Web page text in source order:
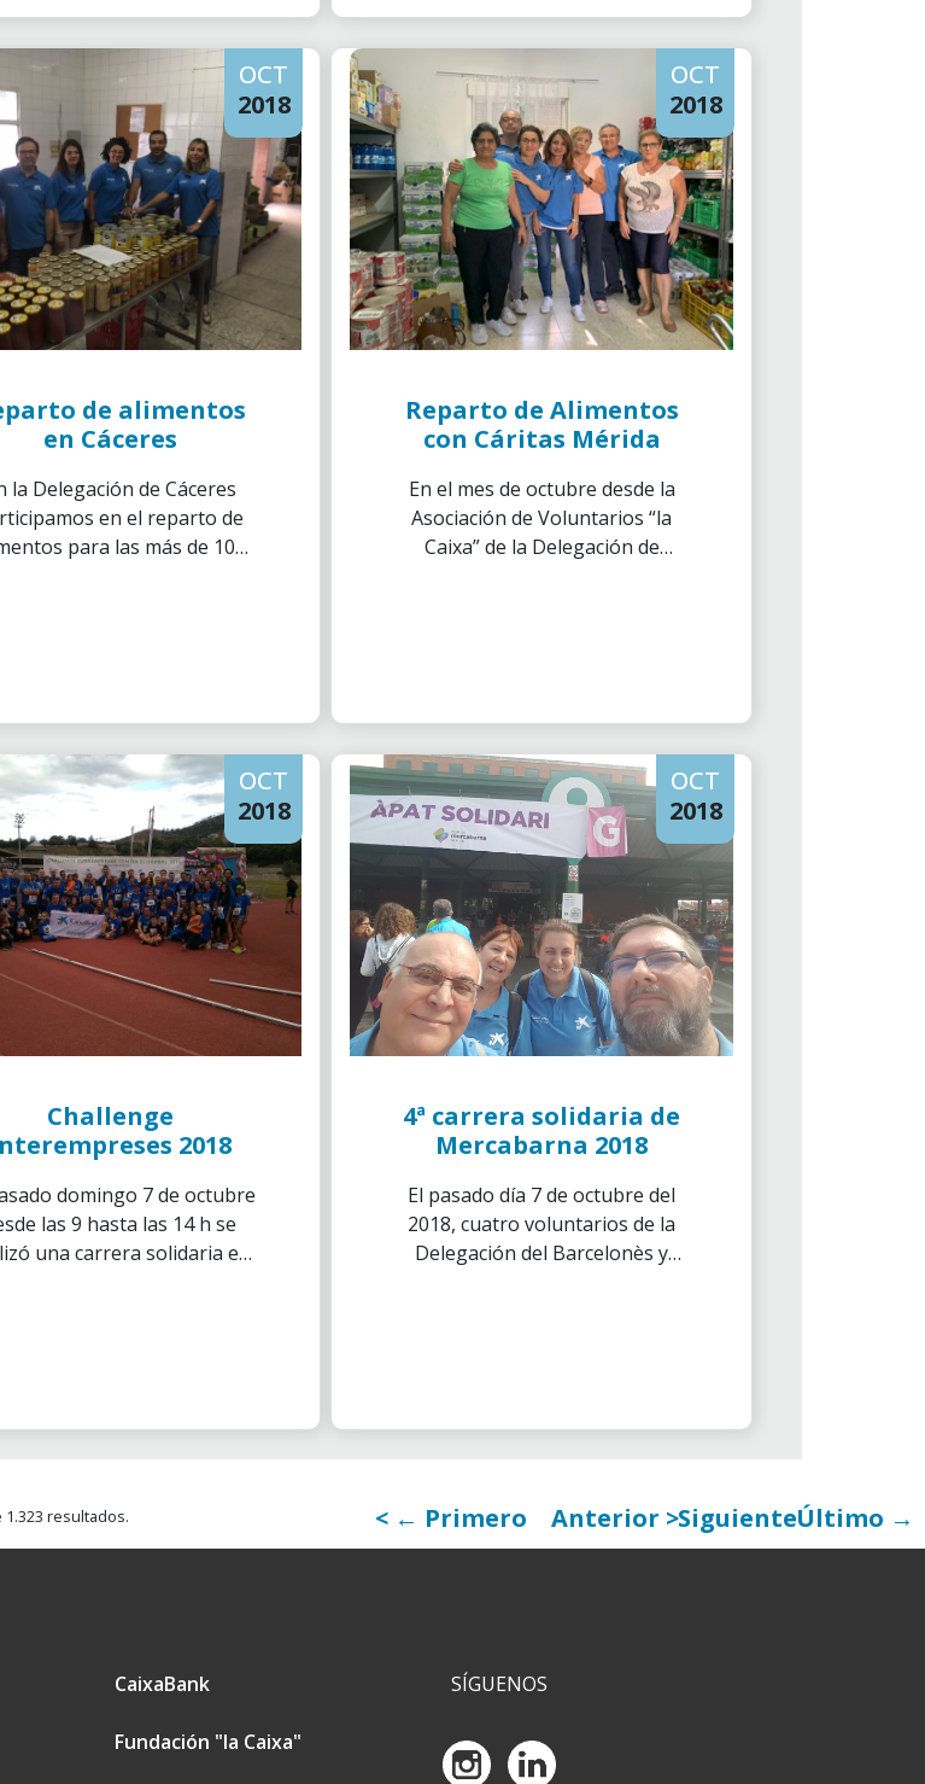
los niños y la niñas en
de desamparo que
residen en los diferentes
que gestiona la ONG
Respuesta Social S.XXI.
contra el cáncer, primera causa
de muerte entre los hombres y
segunda entre las mujeres.
OCT
2018
de alimentos
en Cáceres
la Delegación de Cáceres
en el reparto de
para las más de 100
OCT
2018
Reparto de Alimentos
con Cáritas Mérida
En el mes de octubre desde la
Asociación de Voluntarios “la
Caixa” de la Delegación de
OCT
2018
Challenge
2018
domingo 7 de octubre
las 9 hasta las 14 h se
una carrera solidaria en
OCT
2018
4ª carrera solidaria de
Mercabarna 2018
El pasado día 7 de octubre del
2018, cuatro voluntarios de la
Delegación del Barcelonès y
resultados. ← Primero Anterior SiguienteÚltimo →
CaixaBank
Fundación "la Caixa"
SÍGUENOS